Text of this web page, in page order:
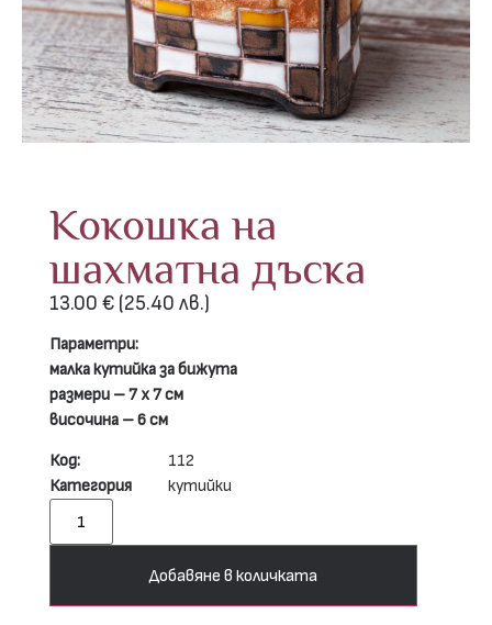
Кокошка на
шахматна дъска
13.00 € (25.40 лв.)
Параметри:
малка кутийка за бижута
размери – 7 х 7 см
височина – 6 см
Код:
112
Категория
кутийки
Добавяне в количката